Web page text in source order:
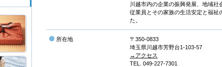
川越市内の企業の振興発展、地域
従業員とその家族の生活安定と福祉
た。
所在地
〒350-0833
埼玉県川越市芳野台1-103-57
→アクセス
TEL. 049-227-7301